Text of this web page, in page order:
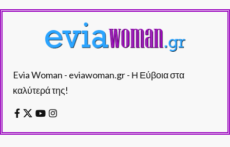
Evia Woman - eviawoman.gr - Η Εύβοια στα
καλύτερά της!